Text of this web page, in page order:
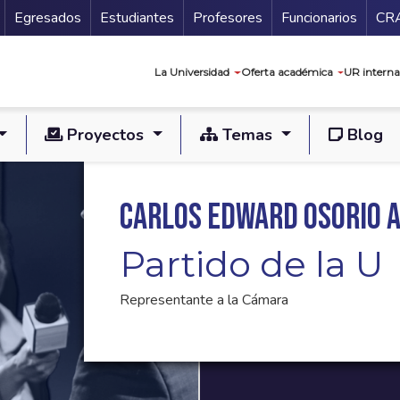
Secundario
Egresados Estudiantes Profesores Funcionarios
La Universidad Oferta académica UR
Proyectos Temas Blog
Carlos Edward Osorio
Partido de la U
Representante a la Cámara